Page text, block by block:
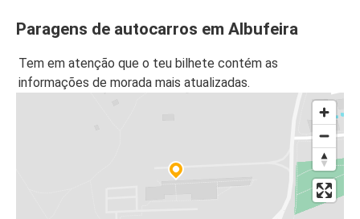
Paragens de autocarros em Albufeira
Tem em atenção que o teu bilhete contém as
informações de morada mais atualizadas.